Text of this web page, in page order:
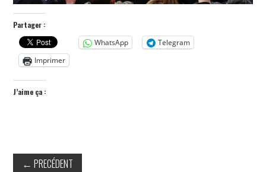
Partager :
WhatsApp
Telegram
Imprimer
J’aime ça :
← PRECÉDENT